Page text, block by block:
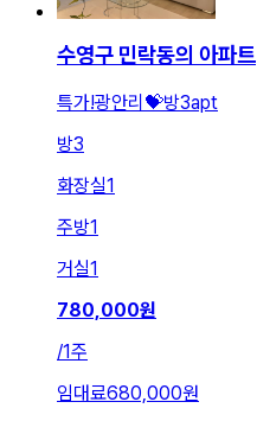
수영구 민락동의 아파트
특가!광안리💝방3apt
방3
화장실1
주방1
거실1
780,000원
/1주
임대료680,000원